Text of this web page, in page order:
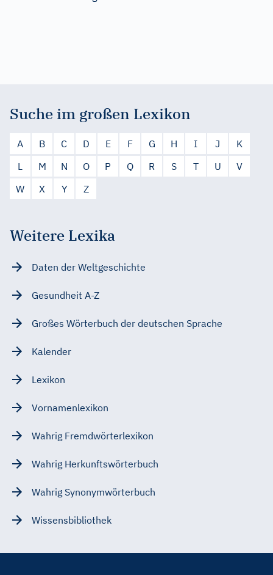
Suche im großen Lexikon
A B C D E F G H I J
K
L
M N O P Q R S T U
V
W
X Y Z
Weitere Lexika
Daten der Weltgeschichte
Gesundheit A-Z
Großes Wörterbuch der deutschen Sprache
Kalender
Lexikon
Vornamenlexikon
Wahrig Fremdwörterlexikon
Wahrig Herkunftswörterbuch
Wahrig Synonymwörterbuch
Wissensbibliothek